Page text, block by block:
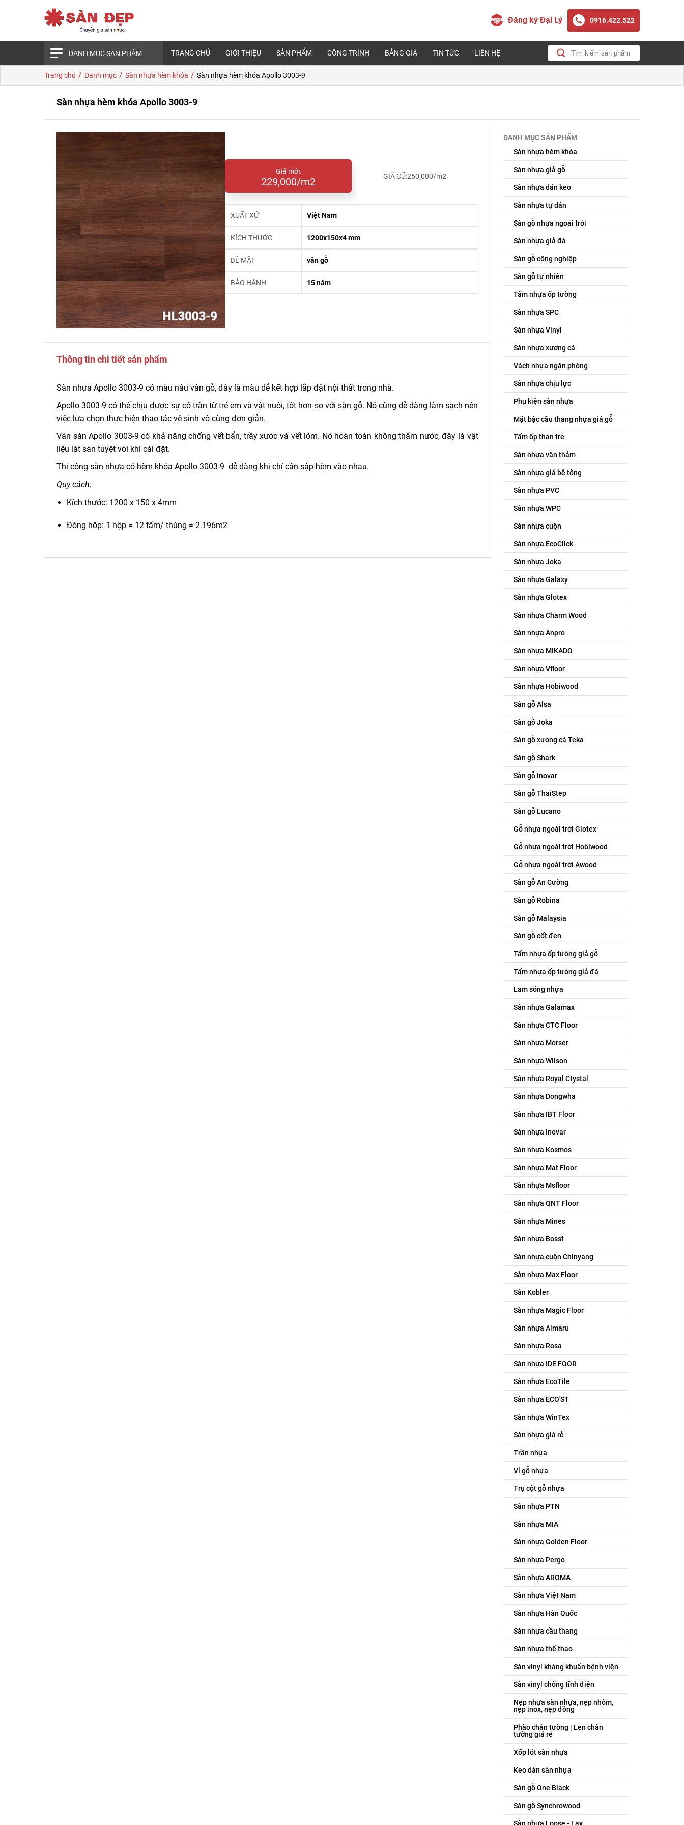
Đăng ký Đại Lý 0916.422.522
DANH MỤC SẢN PHẨM TRANG CHỦ GIỚI THIỆU SẢN PHẨM CÔNG TRÌNH BẢNG GIÁ TIN TỨC LIÊN HỆ
Trang chủ / Danh mục / Sàn nhựa hèm khóa / Sàn nhựa hèm khóa Apollo 3003-9
Sàn nhựa hèm khóa Apollo 3003-9
Giá mới:
229,000/m2 GIÁ CŨ:250,000/m2
XUẤT XỨ Việt Nam
KÍCH THƯỚC 1200x150x4 mm
BỀ MẶT vân gỗ
BẢO HÀNH 15 năm
Thông tin chi tiết sản phẩm
Sàn nhựa Apollo 3003-9 có màu nâu vân gỗ, đây là màu dễ kết hợp lắp đặt nội thất trong nhà.
Apollo 3003-9 có thể chịu được sự cố tràn từ trẻ em và vật nuôi, tốt hơn so với sàn gỗ. Nó cũng dễ dàng làm sạch nên
việc lựa chọn thực hiện thao tác vệ sinh vô cùng đơn giản.
Ván sàn Apollo 3003-9 có khả năng chống vết bẩn, trầy xước và vết lõm. Nó hoàn toàn không thấm nước, đây là vật
liệu lát sàn tuyệt vời khi cài đặt.
Thi công sàn nhựa có hèm khóa Apollo 3003-9 dễ dàng khi chỉ cần sập hèm vào nhau.
Quy cách:
Kích thước: 1200 x 150 x 4mm
Đóng hộp: 1 hộp = 12 tấm/ thùng = 2.196m2
DANH MỤC SẢN PHẨM
Sàn nhựa hèm khóa
Sàn nhựa giả gỗ
Sàn nhựa dán keo
Sàn nhựa tự dán
Sàn gỗ nhựa ngoài trời
Sàn nhựa giả đá
Sàn gỗ công nghiệp
Sàn gỗ tự nhiên
Tấm nhựa ốp tường
Sàn nhựa SPC
Sàn nhựa Vinyl
Sàn nhựa xương cá
Vách nhựa ngăn phòng
Sàn nhựa chịu lực
Phụ kiện sàn nhựa
Mặt bậc cầu thang nhựa giả gỗ
Tấm ốp than tre
Sàn nhựa vân thảm
Sàn nhựa giả bê tông
Sàn nhựa PVC
Sàn nhựa WPC
Sàn nhựa cuộn
Sàn nhựa EcoClick
Sàn nhựa Joka
Sàn nhựa Galaxy
Sàn nhựa Glotex
Sàn nhựa Charm Wood
Sàn nhựa Anpro
Sàn nhựa MIKADO
Sàn nhựa Vfloor
Sàn nhựa Hobiwood
Sàn gỗ Alsa
Sàn gỗ Joka
Sàn gỗ xương cá Teka
Sàn gỗ Shark
Sàn gỗ Inovar
Sàn gỗ ThaiStep
Sàn gỗ Lucano
Gỗ nhựa ngoài trời Glotex
Gỗ nhựa ngoài trời Hobiwood
Gỗ nhựa ngoài trời Awood
Sàn gỗ An Cường
Sàn gỗ Robina
Sàn gỗ Malaysia
Sàn gỗ cốt đen
Tấm nhựa ốp tường giả gỗ
Tấm nhựa ốp tường giả đá
Lam sóng nhựa
Sàn nhựa Galamax
Sàn nhựa CTC Floor
Sàn nhựa Morser
Sàn nhựa Wilson
Sàn nhựa Royal Ctystal
Sàn nhựa Dongwha
Sàn nhựa IBT Floor
Sàn nhựa Inovar
Sàn nhựa Kosmos
Sàn nhựa Mat Floor
Sàn nhựa Msfloor
Sàn nhựa QNT Floor
Sàn nhựa Mines
Sàn nhựa Bosst
Sàn nhựa cuộn Chinyang
Sàn nhựa Max Floor
Sàn Kobler
Sàn nhựa Magic Floor
Sàn nhựa Aimaru
Sàn nhựa Rosa
Sàn nhựa IDE FOOR
Sàn nhựa EcoTile
Sàn nhựa ECO'ST
Sàn nhựa WinTex
Sàn nhựa giá rẻ
Trần nhựa
Vỉ gỗ nhựa
Trụ cột gỗ nhựa
Sàn nhựa PTN
Sàn nhựa MIA
Sàn nhựa Golden Floor
Sàn nhựa Pergo
Sàn nhựa AROMA
Sàn nhựa Việt Nam
Sàn nhựa Hàn Quốc
Sàn nhựa cầu thang
Sàn nhựa thể thao
Sàn vinyl kháng khuẩn bệnh viện
Sàn vinyl chống tĩnh điện
Nẹp nhựa sàn nhựa, nẹp nhôm,
nẹp inox, nẹp đồng
Phào chân tường | Len chân
tường giá rẻ
Xốp lót sàn nhựa
Keo dán sàn nhựa
Sàn gỗ One Black
Sàn gỗ Synchrowood